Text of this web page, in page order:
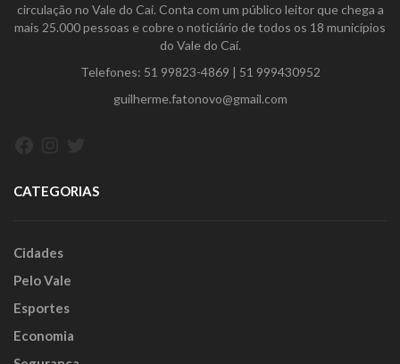
circulação no Vale do Caí. Conta com um público leitor que chega a
mais 25.000 pessoas e cobre o noticiário de todos os 18 municípios
do Vale do Caí.
Telefones: 51 99823-4869 | 51 999430952
guilherme.fatonovo@gmail.com
CATEGORIAS
Cidades
Pelo Vale
Esportes
Economia